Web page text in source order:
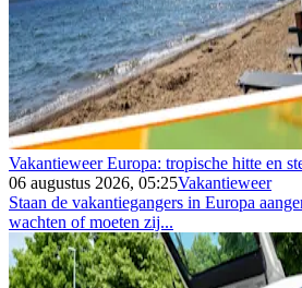
Vakantieweer Europa: tropische hitte en
06 augustus 2026, 05:25Vakantieweer
Staan de vakantiegangers in Europa
wachten of moeten zij...